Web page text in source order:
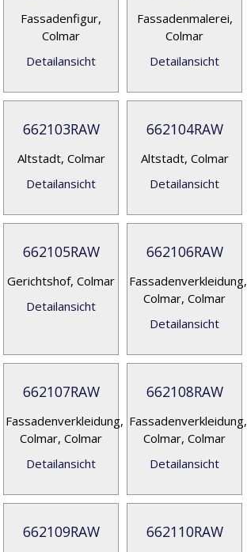
Fassadenfigur,
Colmar
Detailansicht
Fassadenmalerei,
Colmar
Detailansicht
662103RAW
Altstadt, Colmar
Detailansicht
662104RAW
Altstadt, Colmar
Detailansicht
662105RAW
Gerichtshof, Colmar
Detailansicht
662106RAW
Fassadenverkleidung,
Colmar, Colmar
Detailansicht
662107RAW
Fassadenverkleidung,
Colmar, Colmar
Detailansicht
662108RAW
Fassadenverkleidung,
Colmar, Colmar
Detailansicht
662109RAW 662110RAW